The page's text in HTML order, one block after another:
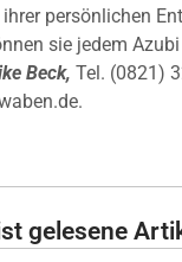
persönlichen
sie jedem
Beck, Tel. (0821)
gelesene